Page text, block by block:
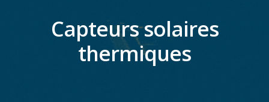
Capteurs solaires
thermiques